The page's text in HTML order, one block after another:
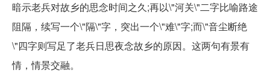
暗示老兵对故乡的思念时间之久;再以\"河关\"二字比喻路途
阻隔，续写一个\"隔\"字，突出一个\"难\"字;而\"音尘断绝
\"四字则写足了老兵日思夜念故乡的原因。这两句有景有
情，情景交融。